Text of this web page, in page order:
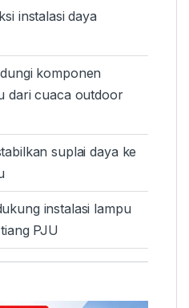
instalasi daya
komponen
dari cuaca outdoor
suplai daya ke
instalasi lampu
PJU